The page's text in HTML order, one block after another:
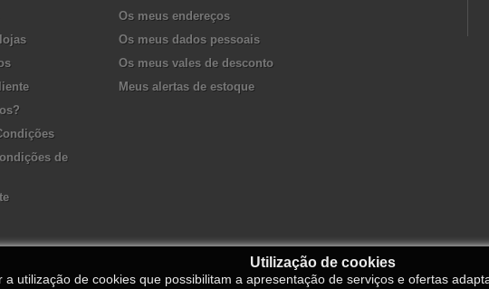
de
Os meus endereços
Os meus dados pessoais
Os meus vales de desconto
Meus alertas de estoque
Utilização de cookies
utilização de cookies que possibilitam a apresentação de serviços e ofertas